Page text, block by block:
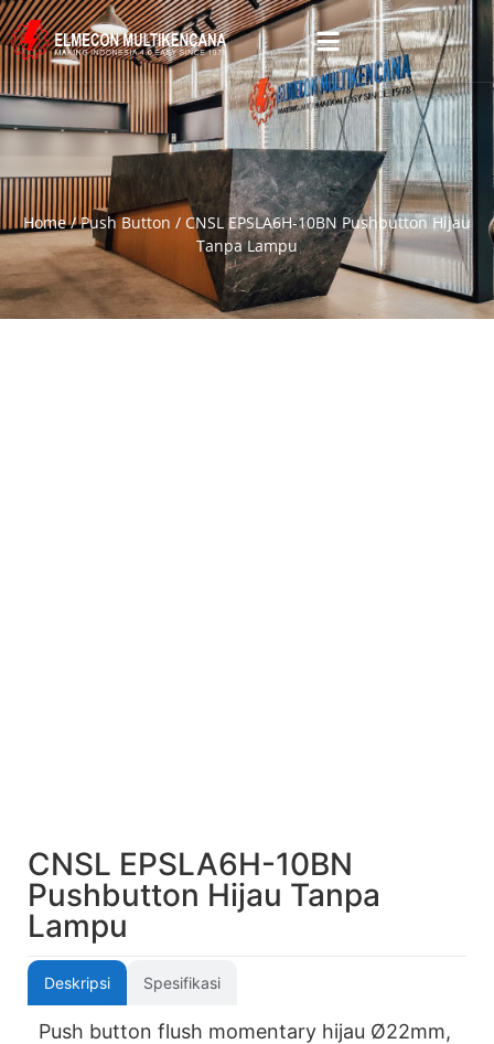
Home/Push Button / CNSL EPSLA6H-10BN Pushbutton Hijau
Tanpa Lampu
CNSL EPSLA6H-10BN
Pushbutton Hijau Tanpa
Lampu
Deskripsi Spesifikasi
Push button flush momentary hijau Ø22mm,